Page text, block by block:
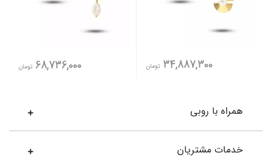
34,887,300 تومان 68,736,000 تومان
همراه با روبی
خدمات مشتریان